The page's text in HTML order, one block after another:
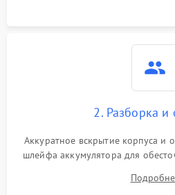
2000 ₽
Проблемы Wi‑Fi или2. Разборка и
Аккуратное вскрытие корпуса и
шлейфа аккумулятора для
высохшей термопасты с